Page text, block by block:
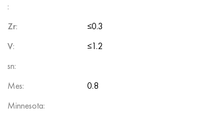
:
Zr:
≤0.3
V:
≤1.2
sn:
Mes:
0.8
Minnesota: